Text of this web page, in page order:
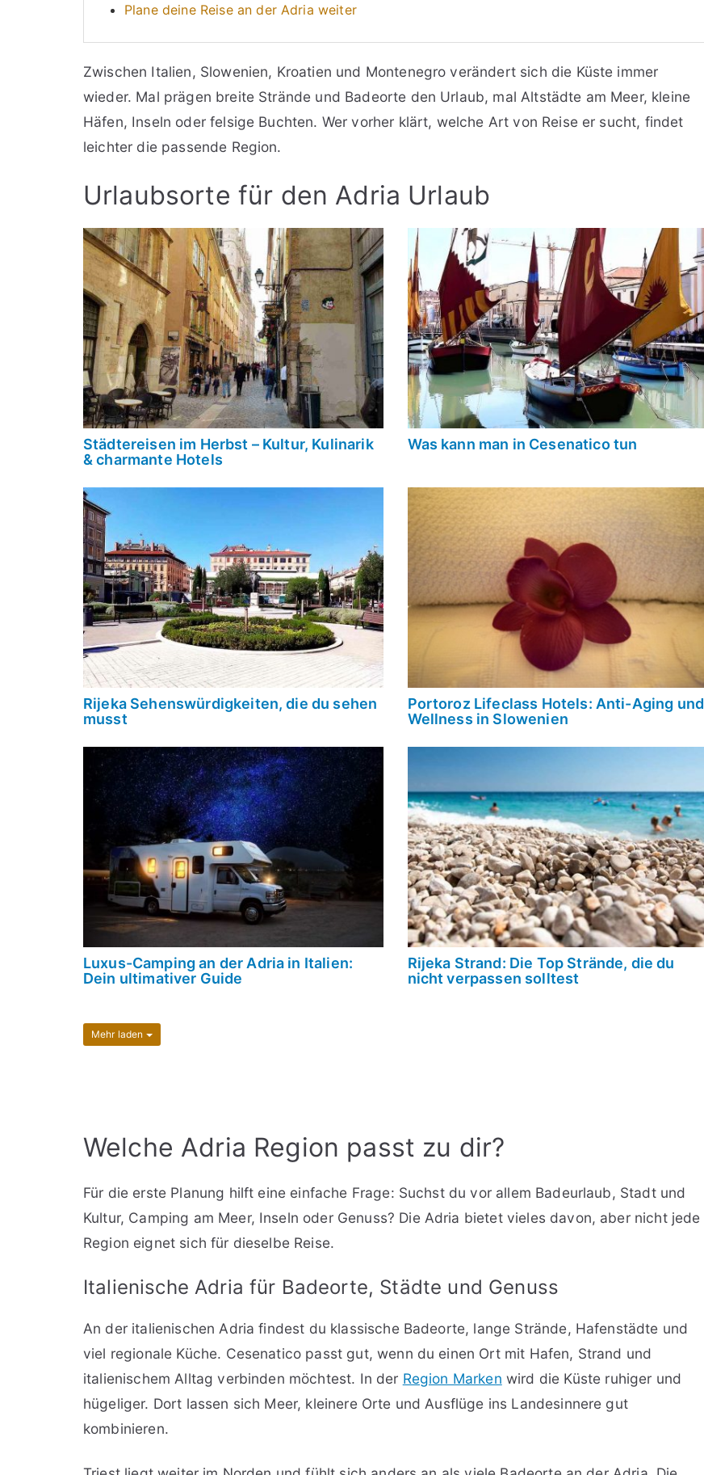
Plane deine Reise an der Adria weiter
Zwischen Italien, Slowenien, Kroatien und Montenegro verändert sich die Küste immer
wieder. Mal prägen breite Strände und Badeorte den Urlaub, mal Altstädte am Meer, kleine
Häfen, Inseln oder felsige Buchten. Wer vorher klärt, welche Art von Reise er sucht, findet
leichter die passende Region.
Urlaubsorte für den Adria Urlaub
Städtereisen im Herbst – Kultur, Kulinarik
& charmante Hotels
Was kann man in Cesenatico tun
Rijeka Sehenswürdigkeiten, die du sehen
musst
Portoroz Lifeclass Hotels: Anti-Aging und
Wellness in Slowenien
Luxus-Camping an der Adria in Italien:
Dein ultimativer Guide
Rijeka Strand: Die Top Strände, die du
nicht verpassen solltest
Mehr laden
Welche Adria Region passt zu dir?
Für die erste Planung hilft eine einfache Frage: Suchst du vor allem Badeurlaub, Stadt und
Kultur, Camping am Meer, Inseln oder Genuss? Die Adria bietet vieles davon, aber nicht jede
Region eignet sich für dieselbe Reise.
Italienische Adria für Badeorte, Städte und Genuss
An der italienischen Adria findest du klassische Badeorte, lange Strände, Hafenstädte und
viel regionale Küche. Cesenatico passt gut, wenn du einen Ort mit Hafen, Strand und
italienischem Alltag verbinden möchtest. In der Region Marken wird die Küste ruhiger und
hügeliger. Dort lassen sich Meer, kleinere Orte und Ausflüge ins Landesinnere gut
kombinieren.